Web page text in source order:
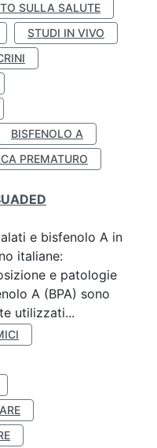
SULLA SALUTE
STUDI IN VIVO
BISFENOLO A
PREMATURO
e bisfenolo A in
italiane:
e patologie
A (BPA) sono
utilizzati...